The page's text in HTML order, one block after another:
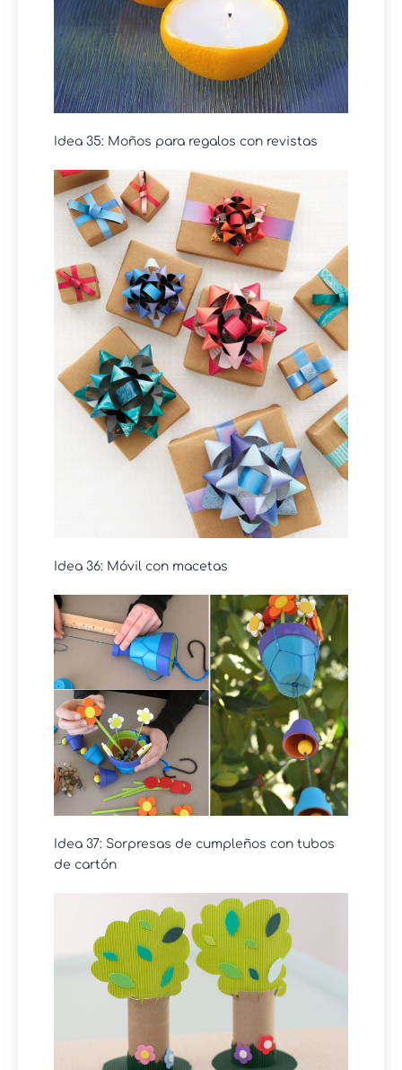
Idea 35: Moños para regalos con revistas
Idea 36: Móvil con macetas
Idea 37: Sorpresas de cumpleños con tubos
de cartón